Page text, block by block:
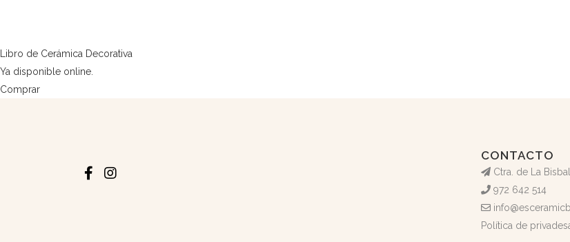
Libro de Cerámica Decorativa
Ya disponible online.
Comprar
CONTACTO
Ctra. de La
972 642 514
Política de